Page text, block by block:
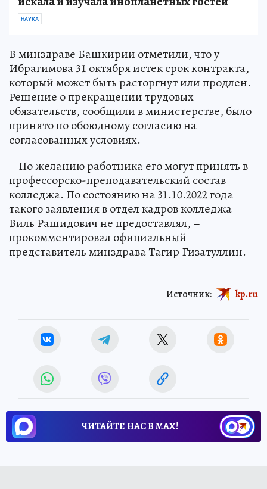
НАУКА
В минздраве Башкирии отметили, что у
Ибрагимова 31 октября истек срок контракта,
который может быть расторгнут или продлен.
Решение о прекращении трудовых
обязательств, сообщили в министерстве, было
принято по обоюдному согласию на
согласованных условиях.
– По желанию работника его могут принять в
профессорско-преподавательский состав
колледжа. По состоянию на 31.10.2022 года
такого заявления в отдел кадров колледжа
Виль Рашидович не предоставлял, –
прокомментировал официальный
представитель минздрава Тагир Гизатуллин.
Источник: kp.ru
ЧИТАЙТЕ НАС В МАХ!